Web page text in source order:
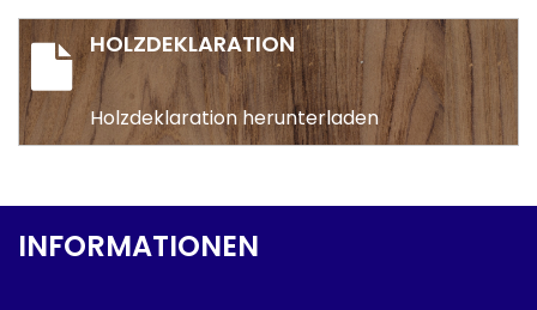
HOLZDEKLARATION
Holzdeklaration herunterladen
INFORMATIONEN